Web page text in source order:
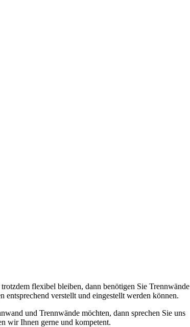
flexibel bleiben, dann benötigen Sie Trennwände
verstellt und eingestellt werden können.
und Trennwände möchten, dann sprechen Sie uns
wir Ihnen gerne und kompetent.